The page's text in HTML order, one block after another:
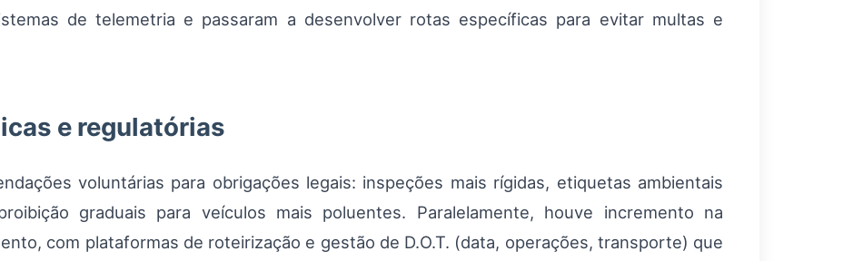
de telemetria e passaram a desenvolver rotas específicas para evitar multas e
e regulatórias
voluntárias para obrigações legais: inspeções mais rígidas, etiquetas ambientais
graduais para veículos mais poluentes. Paralelamente, houve incremento na
com plataformas de roteirização e gestão de D.O.T. (data, operações, transporte) que